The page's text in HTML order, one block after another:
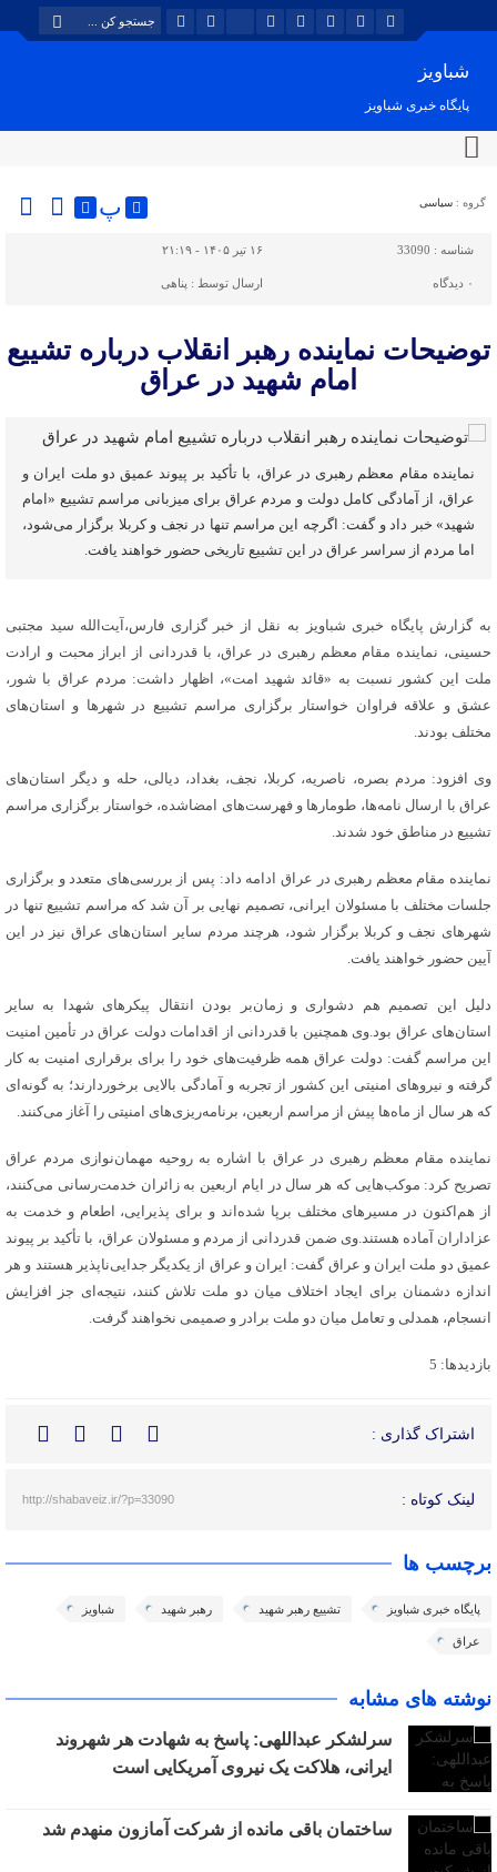
شباویز
پایگاه خبری شباویز
گروه : سیاسی پ
شناسه : 33090 ۱۶ تیر ۱۴۰۵ - ۲۱:۱۹
۰ دیدگاه ارسال توسط : پناهی
توضیحات نماینده رهبر انقلاب درباره تشییع
امام شهید در عراق
نماینده مقام معظم رهبری در عراق، با تأکید بر پیوند عمیق دو ملت ایران و
عراق، از آمادگی کامل دولت و مردم عراق برای میزبانی مراسم تشییع «امام
شهید» خبر داد و گفت: اگرچه این مراسم تنها در نجف و کربلا برگزار می‌شود،
اما مردم از سراسر عراق در این تشییع تاریخی حضور خواهند یافت.
به گزارش پایگاه خبری شباویز به نقل از خبر گزاری فارس،آیت‌الله سید مجتبی
حسینی، نماینده مقام معظم رهبری در عراق، با قدردانی از ابراز محبت و ارادت
ملت این کشور نسبت به «قائد شهید امت»، اظهار داشت: مردم عراق با شور،
عشق و علاقه فراوان خواستار برگزاری مراسم تشییع در شهرها و استان‌های
مختلف بودند.
وی افزود: مردم بصره، ناصریه، کربلا، نجف، بغداد، دیالی، حله و دیگر استان‌های
عراق با ارسال نامه‌ها، طومارها و فهرست‌های امضاشده، خواستار برگزاری مراسم
تشییع در مناطق خود شدند.
نماینده مقام معظم رهبری در عراق ادامه داد: پس از بررسی‌های متعدد و برگزاری
جلسات مختلف با مسئولان ایرانی، تصمیم نهایی بر آن شد که مراسم تشییع تنها در
شهرهای نجف و کربلا برگزار شود، هرچند مردم سایر استان‌های عراق نیز در این
آیین حضور خواهند یافت.
دلیل این تصمیم هم دشواری و زمان‌بر بودن انتقال پیکرهای شهدا به سایر
استان‌های عراق بود.وی همچنین با قدردانی از اقدامات دولت عراق در تأمین امنیت
این مراسم گفت: دولت عراق همه ظرفیت‌های خود را برای برقراری امنیت به کار
گرفته و نیروهای امنیتی این کشور از تجربه و آمادگی بالایی برخوردارند؛ به گونه‌ای
که هر سال از ماه‌ها پیش از مراسم اربعین، برنامه‌ریزی‌های امنیتی را آغاز می‌کنند.
نماینده مقام معظم رهبری در عراق با اشاره به روحیه مهمان‌نوازی مردم عراق
تصریح کرد: موکب‌هایی که هر سال در ایام اربعین به زائران خدمت‌رسانی می‌کنند،
از هم‌اکنون در مسیرهای مختلف برپا شده‌اند و برای پذیرایی، اطعام و خدمت به
عزاداران آماده هستند.وی ضمن قدردانی از مردم و مسئولان عراق، با تأکید بر پیوند
عمیق دو ملت ایران و عراق گفت: ایران و عراق از یکدیگر جدایی‌ناپذیر هستند و هر
اندازه دشمنان برای ایجاد اختلاف میان دو ملت تلاش کنند، نتیجه‌ای جز افزایش
انسجام، همدلی و تعامل میان دو ملت برادر و صمیمی نخواهند گرفت.
بازدیدها: 5
اشتراک گذاری :
لینک کوتاه : http://shabaveiz.ir/?p=33090
برچسب ها
پایگاه خبری شباویز تشییع رهبر شهید رهبر شهید شباویز
عراق
نوشته های مشابه
سرلشکر عبداللهی: پاسخ به شهادت هر شهروند
ایرانی، هلاکت یک نیروی آمریکایی است
ساختمان باقی مانده از شرکت آمازون منهدم شد